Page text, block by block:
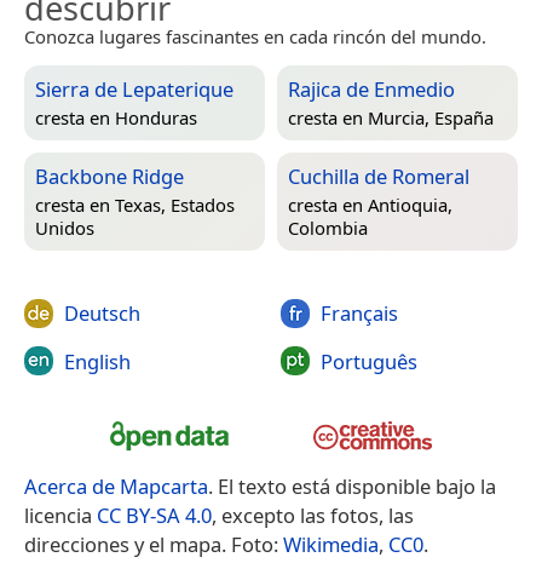
Conozca lugares fascinantes en cada rincón del mundo.
Sierra de Lepaterique
cresta en Honduras
Rajica de Enmedio
cresta en Murcia, España
Backbone Ridge
cresta en Texas, Estados
Unidos
Cuchilla de Romeral
cresta en Antioquia,
Colombia
Deutsch
English
Français
Português
Acerca de Mapcarta. El texto está disponible bajo la
licencia CC BY-SA 4.0, excepto las fotos, las
direcciones y el mapa. Foto:Wikimedia, CC0.